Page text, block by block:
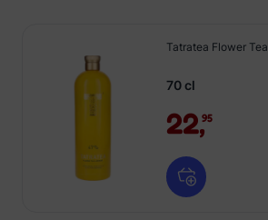
Tatratea Flower Tea
70 cl
22,95